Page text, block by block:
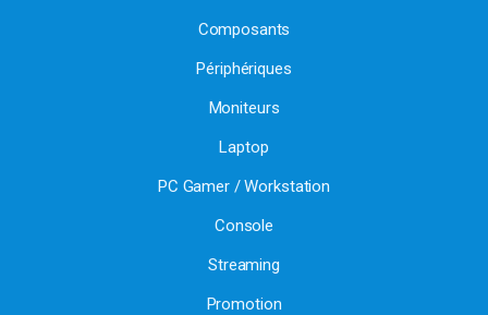
Composants
Périphériques
Moniteurs
Laptop
PC Gamer / Workstation
Console
Streaming
Promotion